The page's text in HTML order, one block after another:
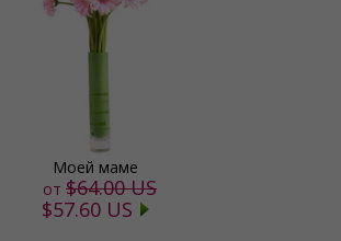
Моей маме
от $64.00 US
$57.60 US